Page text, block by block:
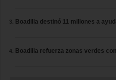
Boadilla destinó 11 millones a
Boadilla refuerza zonas verdes